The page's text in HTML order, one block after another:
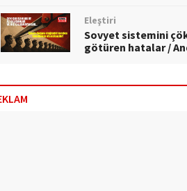
Eleştiri
Sovyet sistemini
götüren hatalar /